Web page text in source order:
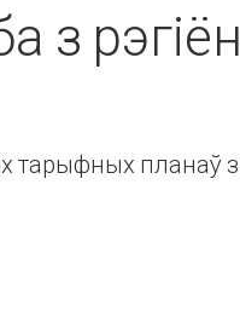
з
планаў з